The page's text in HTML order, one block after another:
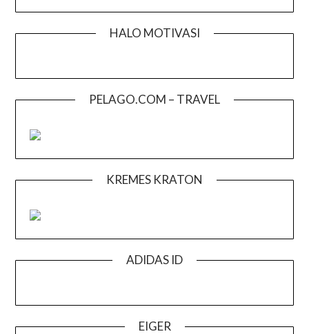
HALO MOTIVASI
PELAGO.COM – TRAVEL
KREMES KRATON
ADIDAS ID
EIGER